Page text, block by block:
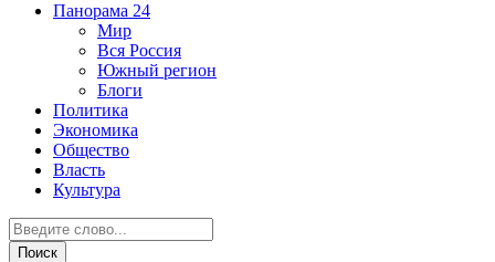
Панорама 24
Мир
Вся Россия
Южный регион
Блоги
Политика
Экономика
Общество
Власть
Культура